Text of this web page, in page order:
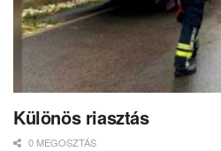
Különös riasztás
0 MEGOSZTÁS